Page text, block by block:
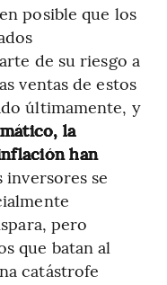
posible que los
de su riesgo a
ventas de estos
últimamente, y
la
han
inversores se
pero
que batan al
catástrofe